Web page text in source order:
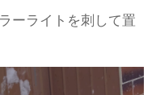
ーライトを刺して置